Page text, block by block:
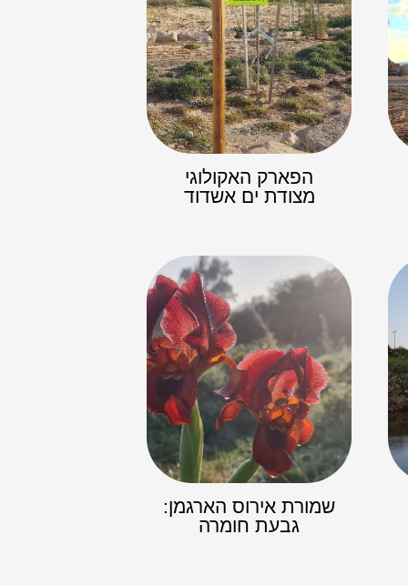
הפארק האקולוגי
מצודת ים אשדוד
שמורת אירוס הארגמן:
גבעת חומרה